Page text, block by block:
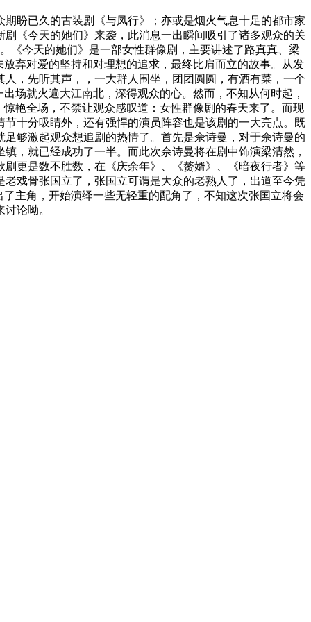
盼已久的古装剧《与凤行》；亦或是烟火气息十足的都市家
《今天的她们》来袭，此消息一出瞬间吸引了诸多观众的关
《今天的她们》是一部女性群像剧，主要讲述了路真真、梁
弃对爱的坚持和对理想的追求，最终比肩而立的故事。从发
，先听其声，，一大群人围坐，团团圆圆，有酒有菜，一个
场就火遍大江南北，深得观众的心。然而，不知从何时起，
艳全场，不禁让观众感叹道：女性群像剧的春天来了。而现
十分吸睛外，还有强悍的演员阵容也是该剧的一大亮点。既
够激起观众想追剧的热情了。首先是佘诗曼，对于佘诗曼的
，就已经成功了一半。而此次佘诗曼将在剧中饰演梁清然，
更是数不胜数，在《庆余年》、《赘婿》、《暗夜行者》等
戏骨张国立了，张国立可谓是大众的老熟人了，出道至今凭
主角，开始演绎一些无轻重的配角了，不知这次张国立将会
论呦。